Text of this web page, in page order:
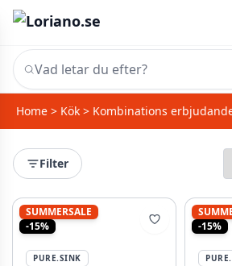
Home > Kök > Kombinations
Filter
SUMMERSALE
-15%
PURE.SINK
-15%